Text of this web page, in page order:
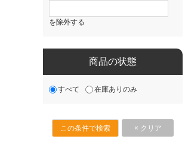
を除外する
商品の状態
すべて 在庫ありのみ